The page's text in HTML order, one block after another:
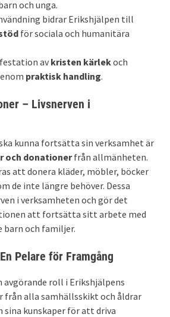
och unga.
bidrar Erikshjälpen till
för sociala och humanitära
av kristen kärlekoch
praktisk handling.
– Livsnerven i
kunna fortsätta sin verksamhet är
och donationerfrån allmänheten.
att donera kläder, möbler, böcker
de inte längre behöver. Dessa
i verksamheten och gör det
att fortsätta sitt arbete med
barn och familjer.
Pelare för Framgång
avgörande roll i Erikshjälpens
från alla samhällsskikt och åldrar
sina kunskaper för att driva